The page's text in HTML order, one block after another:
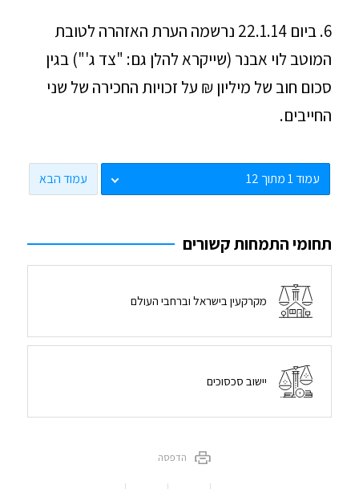
6. ביום 22.1.14 נרשמה הערת האזהרה לטובת
המוטב לוי אבנר (שייקרא להלן גם: "צד ג'") בגין
סכום חוב של מיליון ₪ על זכויות החכירה של שני
החייבים.
עמוד הבא
תחומי התמחות קשורים
מקרקעין בישראל וברחבי העולם
יישוב סכסוכים
הדפסה